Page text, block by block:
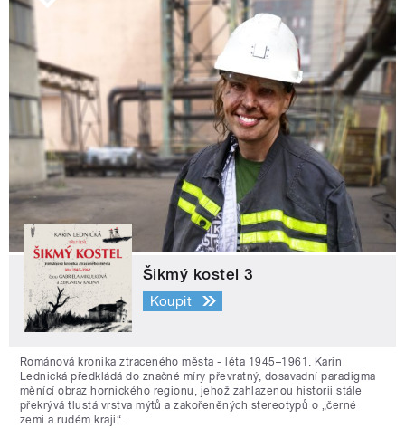
Šikmý kostel 3
Koupit
Románová kronika ztraceného města - léta 1945–1961. Karin
Lednická předkládá do značné míry převratný, dosavadní paradigma
měnící obraz hornického regionu, jehož zahlazenou historii stále
překrývá tlustá vrstva mýtů a zakořeněných stereotypů o „černé
zemi a rudém kraji“.